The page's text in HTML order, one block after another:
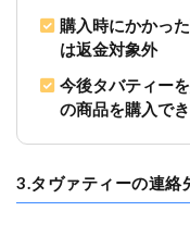
購入時にかかっ
は返金対象外
今後タバティー
の商品を購入で
3.タヴァティーの連絡